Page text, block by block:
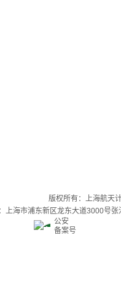
版权所有：上海航天
上海市浦东新区龙东大道3000号
公安
备案号